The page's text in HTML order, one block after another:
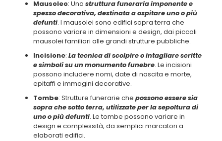
Mausoleo: Una struttura funeraria imponente e
spesso decorativa, destinata a ospitare uno o più
defunti. I mausolei sono edifici sopra terra che
possono variare in dimensioni e design, dai piccoli
mausolei familiari alle grandi strutture pubbliche.
Incisione: La tecnica di scolpire o intagliare scritte
e simboli su un monumento funebre. Le incisioni
possono includere nomi, date di nascita e morte,
epitaffi e immagini decorative.
Tombe: Strutture funerarie che possono essere sia
sopra che sotto terra, utilizzate per la sepoltura di
uno o più defunti. Le tombe possono variare in
design e complessità, da semplici marcatori a
elaborati edifici.